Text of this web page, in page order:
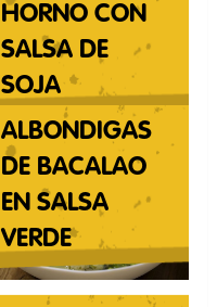
HORNO CON
SALSA DE
SOJA
ALBONDIGAS
DE BACALAO
EN SALSA
VERDE